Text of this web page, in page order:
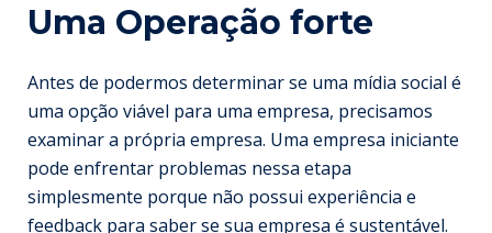
Uma Operação forte
Antes de podermos determinar se uma mídia social é
uma opção viável para uma empresa, precisamos
examinar a própria empresa. Uma empresa iniciante
pode enfrentar problemas nessa etapa
simplesmente porque não possui experiência e
feedback para saber se sua empresa é sustentável.